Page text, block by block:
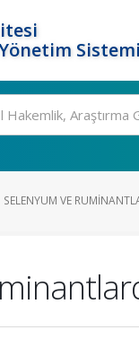
Sistemi
SELENYUM VE